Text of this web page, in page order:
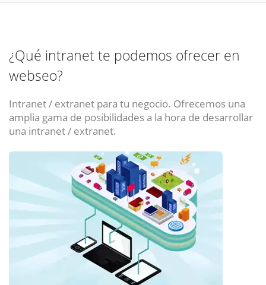
¿Qué intranet te podemos ofrecer en
webseo?
Intranet / extranet para tu negocio. Ofrecemos una
amplia gama de posibilidades a la hora de desarrollar
una intranet / extranet.